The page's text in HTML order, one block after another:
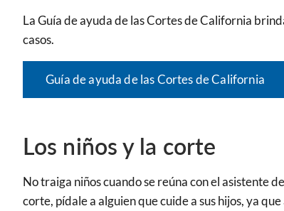
La Guía de ayuda de las Cortes de California
casos.
Guía de ayuda de las Cortes de California
Los niños y la corte
No traiga niños cuando se reúna con el asistente
corte, pídale a alguien que cuide a sus hijos, ya